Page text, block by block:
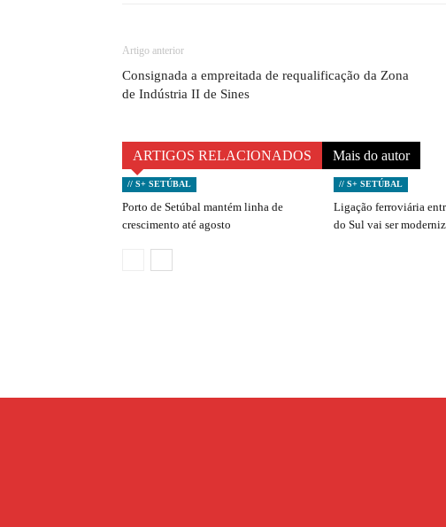
Artigo anterior
Consignada a empreitada de requalificação da Zona
de Indústria II de Sines
ARTIGOS RELACIONADOS Mais do autor
// S+ SETÚBAL
Porto de Setúbal mantém linha de
crescimento até agosto
// S+ SETÚBAL
Ligação ferroviária
do Sul vai ser